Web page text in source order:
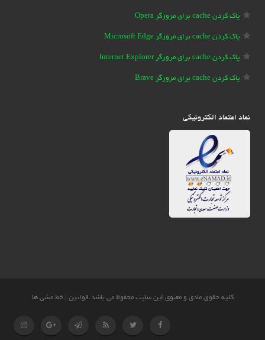
کلیه حقوق مادی و معنوی این سایت محفوظ می باشد.قوانین خط مشی ها
پاک کردن cache برای مرورگر Opera
پاک کردن cache برای مرورگر Microsoft Edge
پاک کردن cache برای مرورگر Internet Explorer
پاک کردن cache برای مرورگر Brave
نماد اعتماد الکترونیکی